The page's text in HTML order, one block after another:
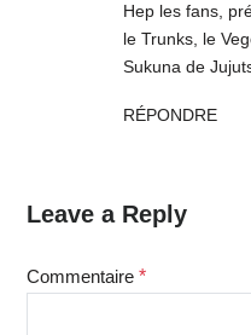
Hep les fans,
le Trunks, le
Sukuna de
RÉPONDRE
Leave a Reply
Commentaire *